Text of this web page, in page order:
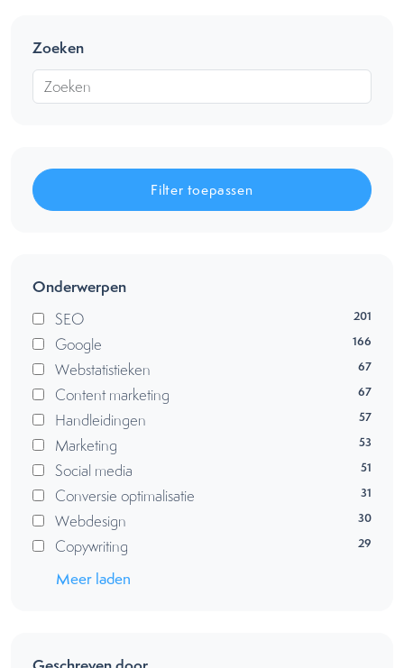
Zoeken
Filter toepassen
Onderwerpen
SEO 201
Google 166
Webstatistieken 67
Content marketing 67
Handleidingen 57
Marketing 53
Social media 51
Conversie optimalisatie 31
Webdesign 30
Copywriting 29
Meer laden